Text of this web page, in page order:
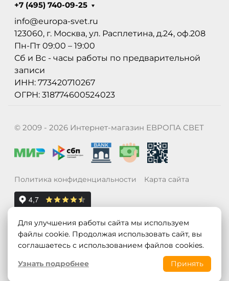
+7 (495) 740-09-25
info@europa-svet.ru
123060, г. Москва, ул. Расплетина, д.24, оф.208
Пн-Пт 09:00 – 19:00
Сб и Вс - часы работы по предварительной
записи
ИНН: 773420710267
ОГРН: 318774600524023
© 2009 - 2026 Интернет-магазин ЕВРОПА СВЕТ
Политика конфиденциальности Карта сайта
Для улучшения работы сайта мы используем
файлы cookie. Продолжая использовать сайт, вы
соглашаетесь с использованием файлов cookies.
Узнать подробнее
Принять